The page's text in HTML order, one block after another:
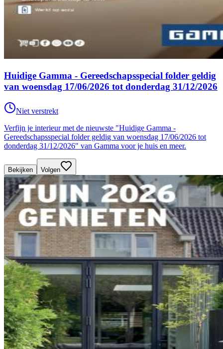
Huidige Gamma - Gereedschapsspecial folder geldig
van woensdag 17/06/2026 tot donderdag 31/12/2026
Niet verstrekt
Verfijn je interieur met de nieuwste "Huidige Gamma -
Gereedschapsspecial folder geldig van woensdag 17/06/2026 tot
donderdag 31/12/2026" van Gamma voor je huis en meer.
Bekijken Volgen